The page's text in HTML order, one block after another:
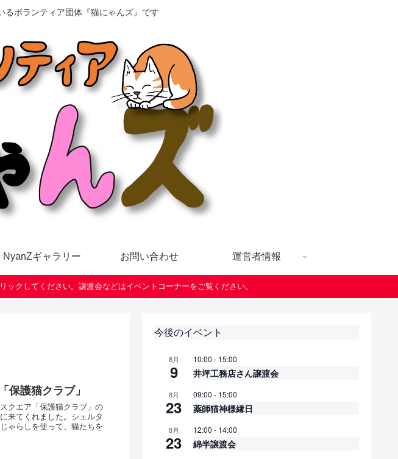
ボランティア団体『猫にゃんズ』です
NyanZギャラリー お問い合わせ 運営者情報
クしてください。譲渡会などはイベントコーナーをご覧ください。
保護猫クラブ」
クエア「保護猫クラブ」の
来てくれました。シェルタ
ゃらしを使って、猫たちを
今後のイベント
8月
9
10:00 - 15:00
井坪工務店さん譲渡会
8月
23
09:00 - 15:00
薬師猫神様縁日
8月
23
12:00 - 14:00
綿半譲渡会